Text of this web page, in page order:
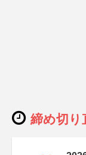
締め切り